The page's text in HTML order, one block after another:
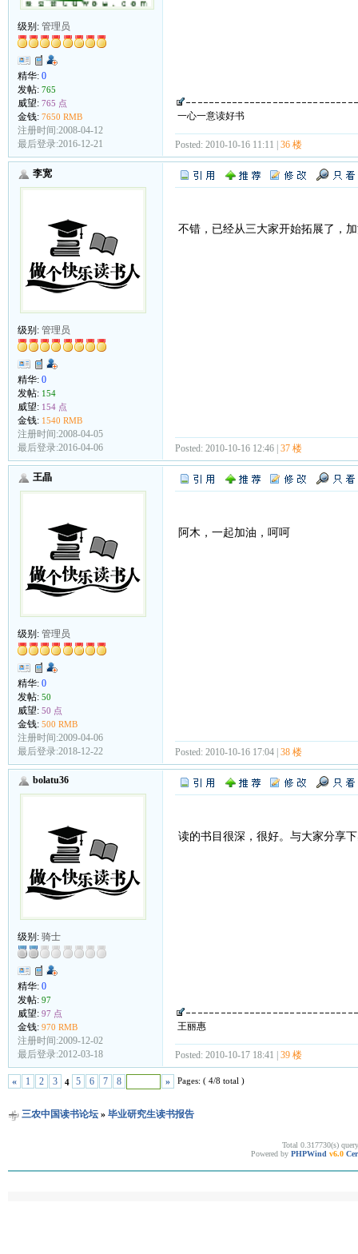
级别: 管理员
精华: 0
发帖: 765
威望: 765 点
金钱: 7650 RMB
注册时间:2008-04-12
最后登录:2016-12-21
一心一意读好书
Posted: 2010-10-16 11:11 | 36 楼
李宽
级别: 管理员
精华: 0
发帖: 154
威望: 154 点
金钱: 1540 RMB
注册时间:2008-04-05
最后登录:2016-04-06
不错，已经从三大家开始拓展了，
Posted: 2010-10-16 12:46 | 37 楼
王晶
级别: 管理员
精华: 0
发帖: 50
威望: 50 点
金钱: 500 RMB
注册时间:2009-04-06
最后登录:2018-12-22
阿木，一起加油，呵呵
Posted: 2010-10-16 17:04 | 38 楼
bolatu36
级别: 骑士
精华: 0
发帖: 97
威望: 97 点
金钱: 970 RMB
注册时间:2009-12-02
最后登录:2012-03-18
读的书目很深，很好。与大家分享
王丽惠
Posted: 2010-10-17 18:41 | 39 楼
« 1 2 3 4 5 6 7 8 » Pages: ( 4/8 total )
三农中国读书论坛» 毕业研究生读书报告
Total 0.317730(s)
Powered by PHPWind v6.0